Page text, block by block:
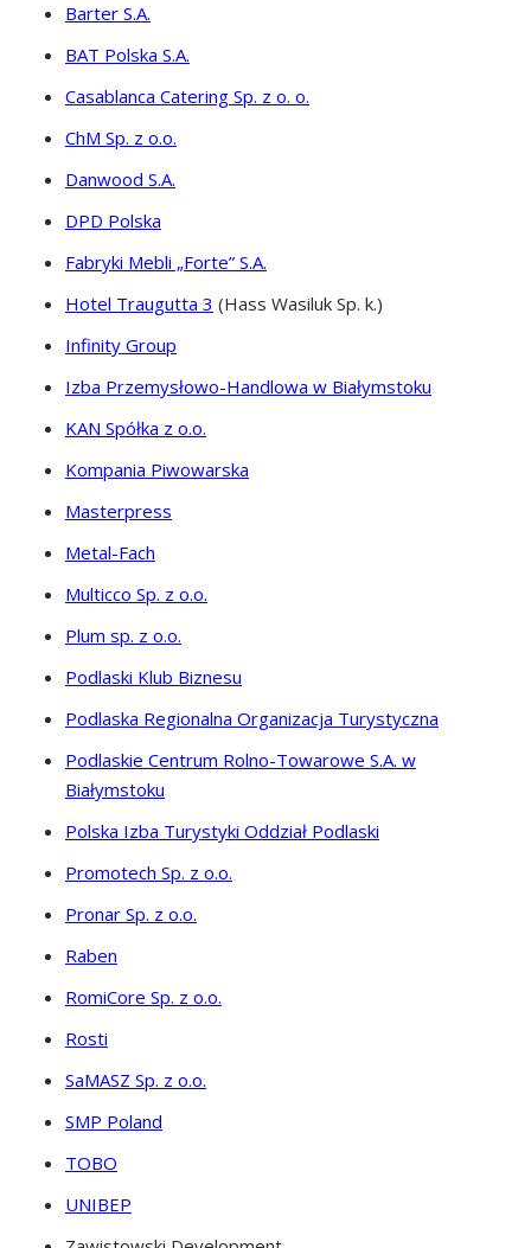
Barter S.A.
BAT Polska S.A.
Casablanca Catering Sp. z o. o.
ChM Sp. z o.o.
Danwood S.A.
DPD Polska
Fabryki Mebli „Forte” S.A.
Hotel Traugutta 3 (Hass Wasiluk Sp. k.)
Infinity Group
Izba Przemysłowo-Handlowa w Białymstoku
KAN Spółka z o.o.
Kompania Piwowarska
Masterpress
Metal-Fach
Multicco Sp. z o.o.
Plum sp. z o.o.
Podlaski Klub Biznesu
Podlaska Regionalna Organizacja Turystyczna
Podlaskie Centrum Rolno-Towarowe S.A. w
Białymstoku
Polska Izba Turystyki Oddział Podlaski
Promotech Sp. z o.o.
Pronar Sp. z o.o.
Raben
RomiCore Sp. z o.o.
Rosti
SaMASZ Sp. z o.o.
SMP Poland
TOBO
UNIBEP